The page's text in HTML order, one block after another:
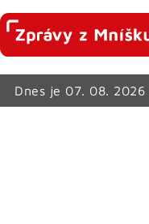
Dnes je 07. 08. 2026